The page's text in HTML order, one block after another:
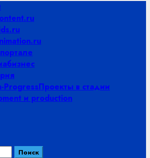
ProgressПроекты в стадии
и production